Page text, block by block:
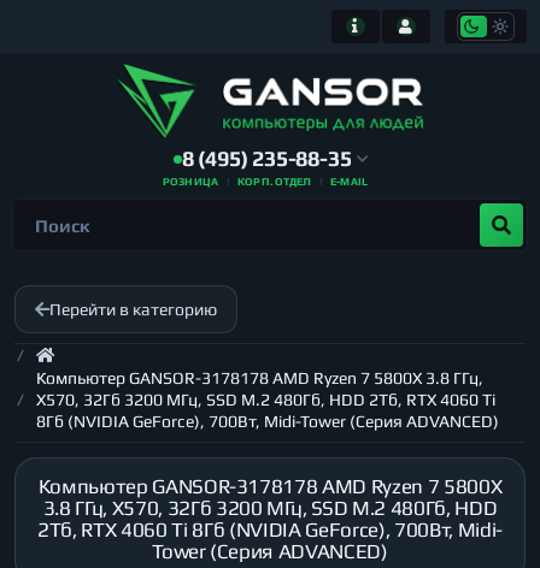
8 (495) 235-88-35
РОЗНИЦА КОРП. ОТДЕЛ E-MAIL
Перейти в категорию
Компьютер GANSOR-3178178 AMD Ryzen 7 5800X 3.8 ГГц,
X570, 32Гб 3200 МГц, SSD M.2 480Гб, HDD 2Тб, RTX 4060 Ti
8Гб (NVIDIA GeForce), 700Вт, Midi-Tower (Серия ADVANCED)
Компьютер GANSOR-3178178 AMD Ryzen 7 5800X
3.8 ГГц, X570, 32Гб 3200 МГц, SSD M.2 480Гб, HDD
2Тб, RTX 4060 Ti 8Гб (NVIDIA GeForce), 700Вт, Midi-
Tower (Серия ADVANCED)